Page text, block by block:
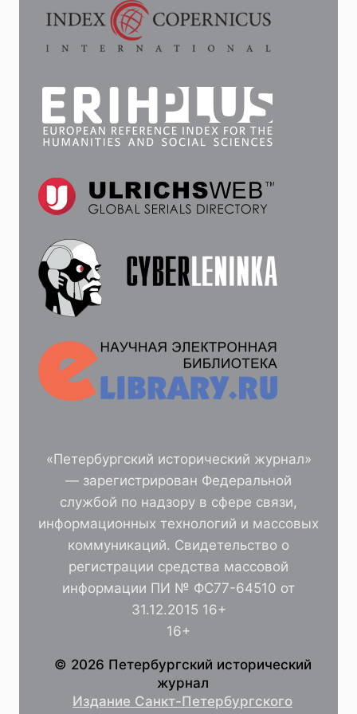
«Петербургский исторический журнал»
— зарегистрирован Федеральной
службой по надзору в сфере связи,
информационных технологий и массовых
коммуникаций. Свидетельство о
регистрации средства массовой
информации ПИ № ФС77-64510 от
31.12.2015 16+
16+
© 2026 Петербургский исторический
журнал
Издание Санкт-Петербургского